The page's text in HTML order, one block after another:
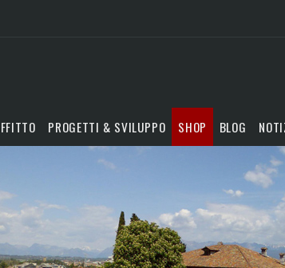
PROGETTI & SVILUPPO SHOP BLOG